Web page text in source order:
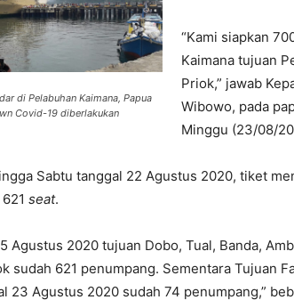
di Pelabuhan Kaimana, Papua
Covid-19 diberlakukan
“Kami siapkan
Kaimana tujuan
Priok,” jawab
Wibowo, pada
Minggu (23/08/
Sabtu tanggal 22 Agustus 2020, tiket
seat.
Agustus 2020 tujuan Dobo, Tual, Banda,
sudah 621 penumpang. Sementara Tujuan
23 Agustus 2020 sudah 74 penumpang,”